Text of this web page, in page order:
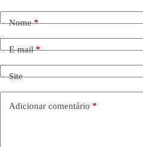
Nome*
E-mail*
Site
Adicionar comentário *